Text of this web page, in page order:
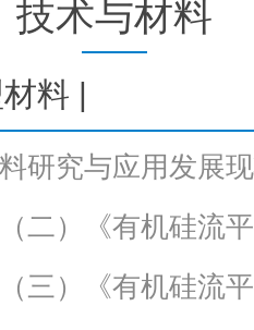
技术与材料
料
研究与应用发展
二）《有机硅流平剂
三）《有机硅流平剂